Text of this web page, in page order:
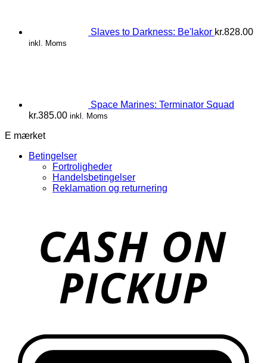
Slaves to Darkness: Be'lakor kr.828.00
inkl. Moms
Space Marines: Terminator Squad
kr.385.00 inkl. Moms
E mærket
Betingelser
Fortroligheder
Handelsbetingelser
Reklamation og returnering